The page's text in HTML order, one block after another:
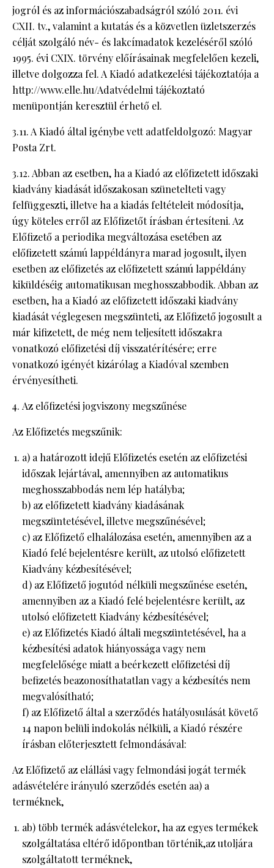
jogról és az információszabadságról szóló 2011. évi
CXII. tv., valamint a kutatás és a közvetlen üzletszerzés
célját szolgáló név- és lakcímadatok kezeléséről szóló
1995. évi CXIX. törvény előírásainak megfelelően kezeli,
illetve dolgozza fel. A Kiadó adatkezelési tájékoztatója a
http://www.elle.hu/Adatvédelmi tájékoztató
menüpontján keresztül érhető el.
3.11. A Kiadó által igénybe vett adatfeldolgozó: Magyar
Posta Zrt.
3.12. Abban az esetben, ha a Kiadó az előfizetett időszaki
kiadvány kiadását időszakosan szünetelteti vagy
felfüggeszti, illetve ha a kiadás feltételeit módosítja,
úgy köteles erről az Előfizetőt írásban értesíteni. Az
Előfizető a periodika megváltozása esetében az
előfizetett számú lappéldányra marad jogosult, ilyen
esetben az előfizetés az előfizetett számú lappéldány
kiküldéséig automatikusan meghosszabbodik. Abban az
esetben, ha a Kiadó az előfizetett időszaki kiadvány
kiadását véglegesen megszünteti, az Előfizető jogosult a
már kifizetett, de még nem teljesített időszakra
vonatkozó előfizetési díj visszatérítésére; erre
vonatkozó igényét kizárólag a Kiadóval szemben
érvényesítheti.
Az előfizetési jogviszony megszűnése
Az Előfizetés megszűnik:
a) a határozott idejű Előfizetés esetén az előfizetési
időszak lejártával, amennyiben az automatikus
meghosszabbodás nem lép hatályba;
b) az előfizetett kiadvány kiadásának
megszüntetésével, illetve megszűnésével;
c) az Előfizető elhalálozása esetén, amennyiben az a
Kiadó felé bejelentésre került, az utolsó előfizetett
Kiadvány kézbesítésével;
d) az Előfizető jogutód nélküli megszűnése esetén,
amennyiben az a Kiadó felé bejelentésre került, az
utolsó előfizetett Kiadvány kézbesítésével;
e) az Előfizetés Kiadó általi megszüntetésével, ha a
kézbesítési adatok hiányossága vagy nem
megfelelősége miatt a beérkezett előfizetési díj
befizetés beazonosíthatatlan vagy a kézbesítés nem
megvalósítható;
f) az Előfizető által a szerződés hatályosulását követő
14 napon belüli indokolás nélküli, a Kiadó részére
írásban előterjesztett felmondásával:
Az Előfizető az elállási vagy felmondási jogát termék
adásvételére irányuló szerződés esetén aa) a
terméknek,
ab) több termék adásvételekor, ha az egyes termékek
szolgáltatása eltérő időpontban történik,az utoljára
szolgáltatott terméknek,